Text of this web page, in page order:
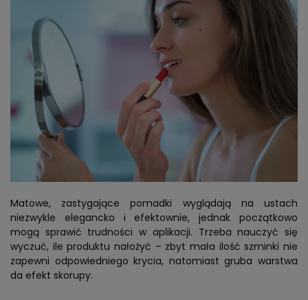
Matowe, zastygające pomadki wyglądają na ustach
niezwykle elegancko i efektownie, jednak początkowo
mogą sprawić trudności w aplikacji. Trzeba nauczyć się
wyczuć, ile produktu nałożyć – zbyt mała ilość szminki nie
zapewni odpowiedniego krycia, natomiast gruba warstwa
da efekt skorupy.